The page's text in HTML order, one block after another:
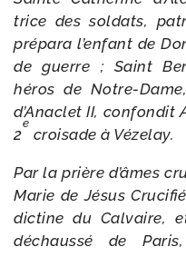
trice des sol­dats,
pré­pa­ra l’enfant de
de guerre ; Saint
héros de Notre-​
d’Anaclet II, confon­dit
2
e
croi­sade à Vézelay.
Par la prière d’âmes
Marie de Jésus
dic­tine du Calvaire,
déchaus­sé de